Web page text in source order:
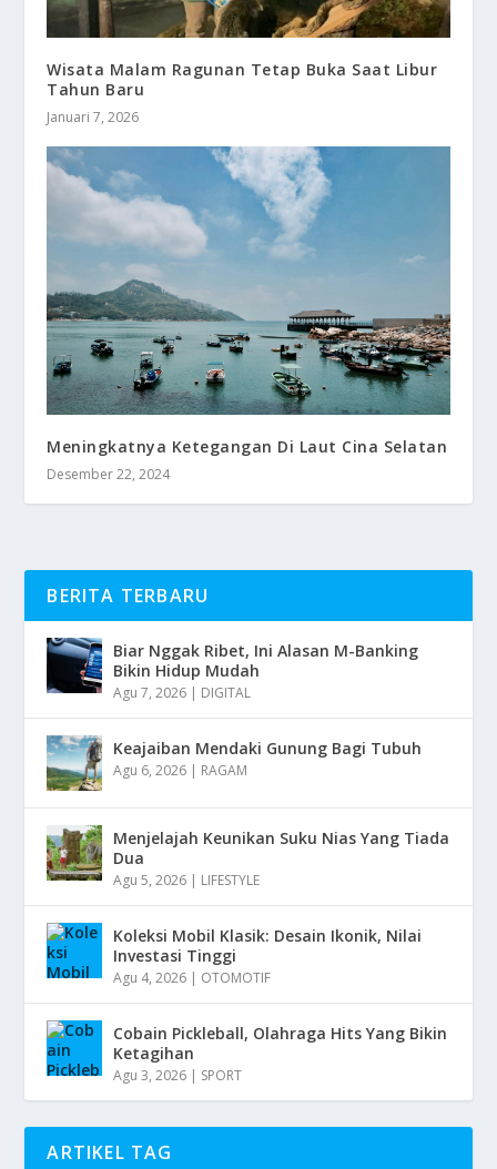
Wisata Malam Ragunan Tetap Buka Saat Libur
Tahun Baru
Januari 7, 2026
Meningkatnya Ketegangan Di Laut Cina Selatan
Desember 22, 2024
BERITA TERBARU
Biar Nggak Ribet, Ini Alasan M-Banking
Bikin Hidup Mudah
Agu 7, 2026 | DIGITAL
Keajaiban Mendaki Gunung Bagi Tubuh
Agu 6, 2026 | RAGAM
Menjelajah Keunikan Suku Nias Yang Tiada
Dua
Agu 5, 2026 | LIFESTYLE
Koleksi Mobil Klasik: Desain Ikonik, Nilai
Investasi Tinggi
Agu 4, 2026 | OTOMOTIF
Cobain Pickleball, Olahraga Hits Yang Bikin
Ketagihan
Agu 3, 2026 | SPORT
ARTIKEL TAG